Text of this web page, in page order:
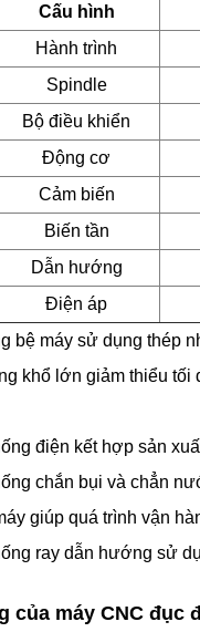
Cấu hình
Hành trình
Spindle
Bộ điều khiển
Động cơ
Cảm biến
Biến tần
Dẫn hướng
Điện áp
bệ máy sử dụng thép
khổ lớn giảm thiểu tối
điện kết hợp sản
chắn bụi và chẳn
giúp quá trình vận
ray dẫn hướng sử
của máy CNC đục